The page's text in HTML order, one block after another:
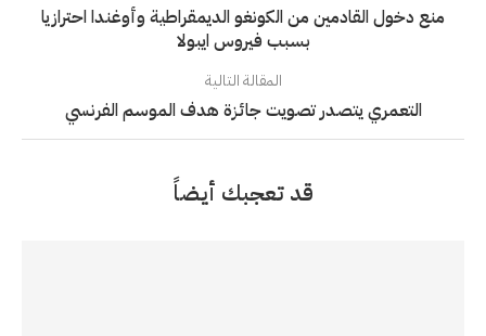
منع دخول القادمين من الكونغو الديمقراطية وأوغندا احترازيا
بسبب فيروس ايبولا
المقالة التالية
التعمري يتصدر تصويت جائزة هدف الموسم الفرنسي
قد تعجبك أيضاً